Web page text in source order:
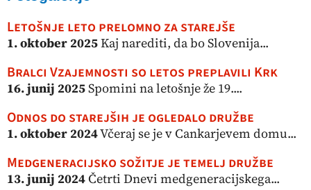
Letošnje leto prelomno za starejše
1. oktober 2025Kaj narediti, da bo Slovenija...
Bralci Vzajemnosti so letos preplavili Krk
16. junij 2025Spomini na letošnje že 19....
Odnos do starejših je ogledalo družbe
1. oktober 2024Včeraj se je v Cankarjevem domu...
Medgeneracijsko sožitje je temelj družbe
13. junij 2024Četrti Dnevi medgeneracijskega...